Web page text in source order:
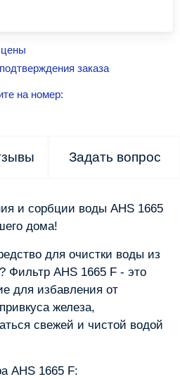
заказа
на номер:
Задать вопрос
и сорбции воды AHS 1665
дома!
для очистки воды из
Фильтр AHS 1665 F - это
для избавления от
железа,
свежей и чистой водой
AHS 1665 F: